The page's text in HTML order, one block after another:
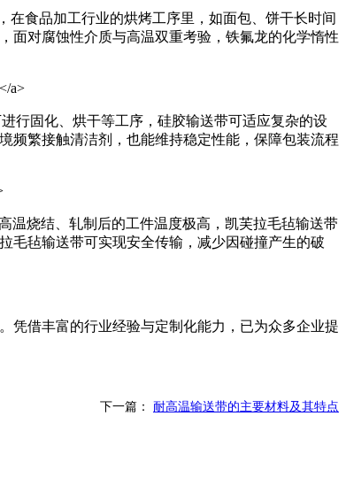
食品加工行业的烘烤工序里，如面包、饼干长时间
面对腐蚀性介质与高温双重考验，铁氟龙的化学惰性
行固化、烘干等工序，硅胶输送带可适应复杂的设
频繁接触清洁剂，也能维持稳定性能，保障包装流程
温烧结、轧制后的工件温度极高，凯芙拉毛毡输送带
毛毡输送带可实现安全传输，减少因碰撞产生的破
凭借丰富的行业经验与定制化能力，已为众多企业提
下一篇： 耐高温输送带的主要材料及其特点